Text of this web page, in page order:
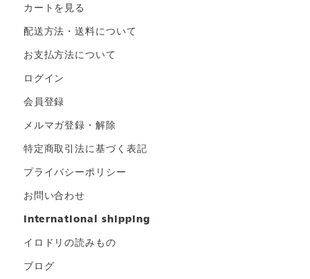
カートを見る
配送方法・送料について
お支払方法について
ログイン
会員登録
メルマガ登録・解除
特定商取引法に基づく表記
プライバシーポリシー
お問い合わせ
international shipping
イロドリの読みもの
ブログ